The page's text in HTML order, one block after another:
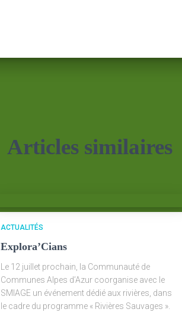
Articles similaires
ACTUALITÉS
Explora’Cians
Le 12 juillet prochain, la Communauté de
Communes Alpes d’Azur coorganise avec le
SMIAGE un événement dédié aux rivières, dans
le cadre du programme « Rivières Sauvages ».